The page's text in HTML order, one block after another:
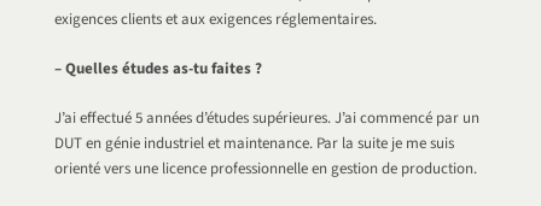
exigences clients et aux exigences réglementaires.
– Quelles études as-tu faites ?
J’ai effectué 5 années d’études supérieures. J’ai commencé par un
DUT en génie industriel et maintenance. Par la suite je me suis
orienté vers une licence professionnelle en gestion de production.